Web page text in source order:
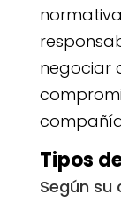
negociar
Tipos
Según